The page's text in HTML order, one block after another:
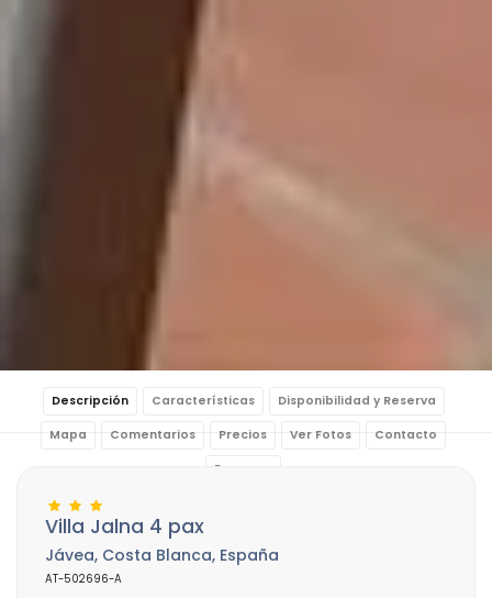
Descripción Características Disponibilidad y Reserva
Mapa Comentarios Precios Ver Fotos Contacto
Reservar
Villa Jalna 4 pax
Jávea, Costa Blanca, España
AT-502696-A